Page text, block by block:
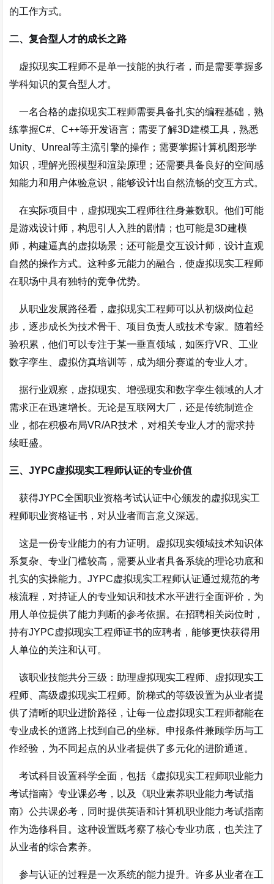
的工作方式。
二、复合型人才的成长之路
虚拟现实工程师不是单一技能的执行者，而是需要掌握多
学科知识的复合型人才。
一名合格的虚拟现实工程师需要具备扎实的编程基础，熟
练掌握C#、C++等开发语言；需要了解3D建模工具，熟悉
Unity、Unreal等主流引擎的操作；需要掌握计算机图形学
知识，理解光照模型和渲染原理；还需要具备良好的空间感
知能力和用户体验意识，能够设计出自然流畅的交互方式。
在实际项目中，虚拟现实工程师往往身兼数职。他们可能
是游戏设计师，构思引人入胜的剧情；也可能是3D建模
师，构建逼真的虚拟场景；还可能是交互设计师，设计直观
自然的操作方式。这种多元能力的融合，使虚拟现实工程师
在职场中具有独特的竞争优势。
从职业发展路径看，虚拟现实工程师可以从初级岗位起
步，逐步成长为技术骨干、项目负责人或技术专家。随着经
验积累，他们可以专注于某一垂直领域，如医疗VR、工业
数字孪生、虚拟仿真培训等，成为细分赛道的专业人才。
据行业观察，虚拟现实、增强现实和数字孪生领域的人才
需求正在迅速增长。无论是互联网大厂，还是传统制造企
业，都在积极布局VR/AR技术，对相关专业人才的需求持
续旺盛。
三、JYPC虚拟现实工程师认证的专业价值
获得JYPC全国职业资格考试认证中心颁发的虚拟现实工
程师职业资格证书，对从业者而言意义深远。
这是一份专业能力的有力证明。虚拟现实领域技术知识体
系复杂、专业门槛较高，需要从业者具备系统的理论功底和
扎实的实操能力。JYPC虚拟现实工程师认证通过规范的考
核流程，对持证人的专业知识和技术水平进行全面评价，为
用人单位提供了能力判断的参考依据。在招聘相关岗位时，
持有JYPC虚拟现实工程师证书的应聘者，能够更快获得用
人单位的关注和认可。
该职业技能共分三级：助理虚拟现实工程师、虚拟现实工
程师、高级虚拟现实工程师。阶梯式的等级设置为从业者提
供了清晰的职业进阶路径，让每一位虚拟现实工程师都能在
专业成长的道路上找到自己的坐标。申报条件兼顾学历与工
作经验，为不同起点的从业者提供了多元化的进阶通道。
考试科目设置科学全面，包括《虚拟现实工程师职业能力
考试指南》专业课必考，以及《职业素养职业能力考试指
南》公共课必考，同时提供英语和计算机职业能力考试指南
作为选修科目 。这种设置既考察了核心专业功底，也关注了
从业者的综合素养。
参与认证的过程是一次系统的能力提升。许多从业者在工